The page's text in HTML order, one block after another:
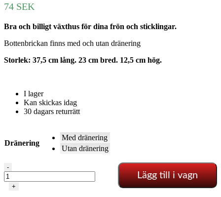
74 SEK
Bra och billigt växthus för dina frön och sticklingar.
Bottenbrickan finns med och utan dränering
Storlek: 37,5 cm lång. 23 cm bred. 12,5 cm hög.
I lager
Kan skickas idag
30 dagars returrätt
Dränering
Med dränering
Utan dränering
Stort
budgetväxthus
-
-
+
Lägg till i vagn